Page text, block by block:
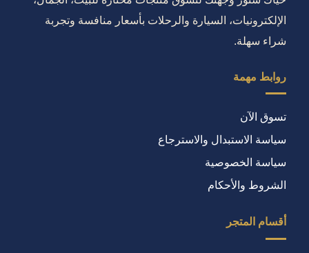
الإلكترونيات، السيارة والرحلات بأسعار منافسة وتجربة
شراء سهلة.
روابط مهمة
تسوق الآن
سياسة الاستبدال والاسترجاع
سياسة الخصوصية
الشروط والأحكام
أقسام المتجر